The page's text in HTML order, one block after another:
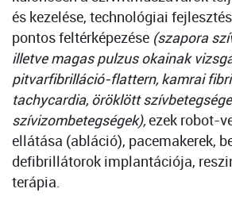
és kezelése, technológiai
pontos feltérképezése (szapora
illetve magas pulzus okainak
pitvarfibrilláció-flattern, kamrai
tachycardia, öröklött
szívizombetegségek),ezek robot-
ellátása (abláció), pacemakerek,
defibrillátorok implantációja,
terápia.